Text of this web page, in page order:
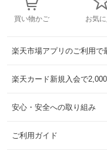
買い物かご お気に
楽天市場アプリのご利用で
楽天カード新規入会で
安心・安全への取り組み
ご利用ガイド